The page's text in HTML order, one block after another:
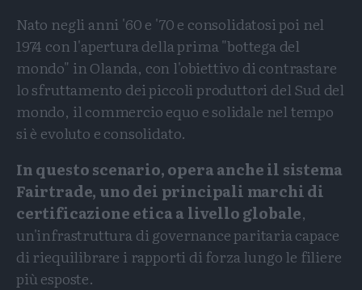
Nato negli anni '60 e '70 e consolidatosi poi nel
1974 con l'apertura della prima "bottega del
mondo" in Olanda, con l'obiettivo di contrastare
lo sfruttamento dei piccoli produttori del Sud del
mondo, il commercio equo e solidale nel tempo
si è evoluto e consolidato.
In questo scenario, opera anche il sistema
Fairtrade, uno dei principali marchi di
certificazione etica a livello globale,
un'infrastruttura di governance paritaria capace
di riequilibrare i rapporti di forza lungo le filiere
più esposte.